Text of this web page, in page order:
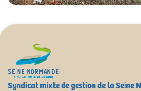
Syndicat mixte de gestion de la Seine